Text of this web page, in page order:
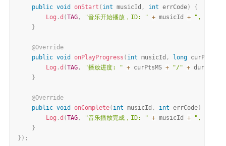
public void onStart ( int musicId , int errCode)
{
Log .d (TAG , "音乐开始播放，ID: " + musicId +
", 错误
}
@Override
public void onPlayProgress ( int musicId , long curPtsMS
Log .d (TAG , "播放进度: " + curPtsMS + "/" +
}
@Override
public void onComplete( int musicId , int errCode)
Log .d (TAG , "音乐播放完成，ID: " + musicId +
", 错误
}
} ) ;